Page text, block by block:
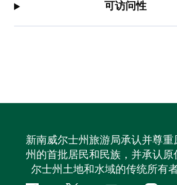
可访问性
新南威尔士州旅游局承认并尊重
州的首批居民和民族，并承认原
尔士州土地和水域的传统所有